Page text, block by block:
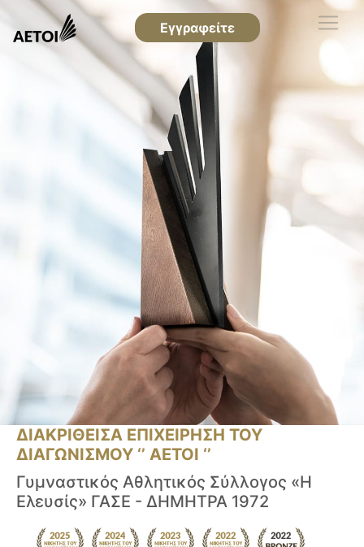
Εγγραφείτε
ΔΙΑΚΡΙΘΕΙΣΑ ΕΠΙΧΕΙΡΗΣΗ ΤΟΥ
ΔΙΑΓΩΝΙΣΜΟΥ ‘’ ΑΕΤΟΙ ‘’
Γυμναστικός Αθλητικός Σύλλογος «Η
Ελευσίς» ΓΑΣΕ - ΔΗΜΗΤΡΑ 1972